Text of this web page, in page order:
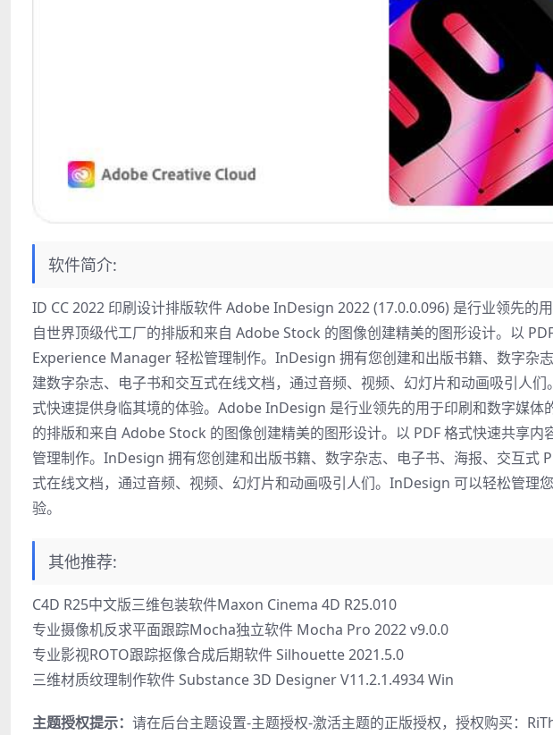
软件简介:
ID CC 2022 印刷设计排版软件 Adobe InDesign 2022 (17.0.0.096) ​​​是行业领先的
自世界顶级代工厂的排版和来自 Adob​​e Stock 的图像创建精美的图形设计。以
Experience Manager 轻松管理制作。InDesign 拥有您创建和出版书籍、数字杂
建数字杂志、电子书和交互式在线文档，通过音频、视频、幻灯片和动画吸引人
式快速提供身临其境的体验。Adobe InDesign 是行业领先的用于印刷和数字媒体
的排版和来自 Adob​​e Stock 的图像创建精美的图形设计。以 PDF 格式快速共享
管理制作。InDesign 拥有您创建和出版书籍、数字杂志、电子书、海报、交互式
式在线文档，通过音频、视频、幻灯片和动画吸引人们。InDesign 可以轻松管理
验。
其他推荐:
C4D R25中文版三维包装软件Maxon Cinema 4D R25.010
专业摄像机反求平面跟踪Mocha独立软件 Mocha Pro 2022 v9.0.0
专业影视ROTO跟踪抠像合成后期软件 Silhouette 2021.5.0
三维材质纹理制作软件 Substance 3D Designer V11.2.1.4934 Win
主题授权提示： 请在后台主题设置-主题授权-激活主题的正版授权，授权购买：